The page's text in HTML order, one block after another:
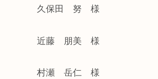
久保田 努 様
近藤 朋美 様
村瀬 岳仁 様